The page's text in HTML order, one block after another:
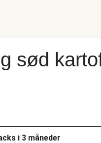
sød
i 3 måneder